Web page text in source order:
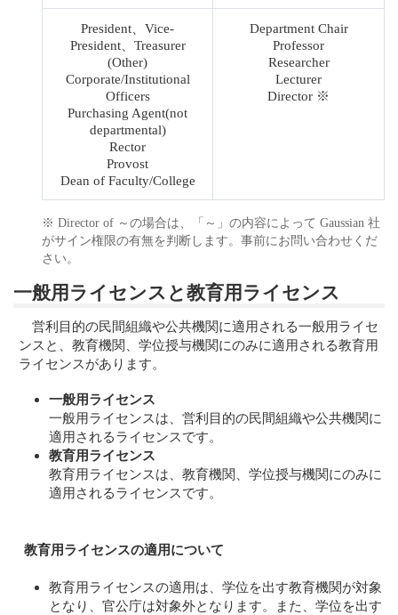
President、Vice-
President、Treasurer
(Other)
Corporate/Institutional
Officers
Purchasing Agent(not
departmental)
Rector
Provost
Dean of Faculty/College
Department Chair
Professor
Researcher
Lecturer
Director ※
※ Director of ～の場合は、「～」の内容によって Gaussian 社
がサイン権限の有無を判断します。事前にお問い合わせくだ
さい。
一般用ライセンスと教育用ライセンス
営利目的の民間組織や公共機関に適用される一般用ライセ
ンスと、教育機関、学位授与機関にのみに適用される教育用
ライセンスがあります。
一般用ライセンス
一般用ライセンスは、営利目的の民間組織や公共機関に
適用されるライセンスです。
教育用ライセンス
教育用ライセンスは、教育機関、学位授与機関にのみに
適用されるライセンスです。
教育用ライセンスの適用について
教育用ライセンスの適用は、学位を出す教育機関が対象
となり、官公庁は対象外となります。また、学位を出す